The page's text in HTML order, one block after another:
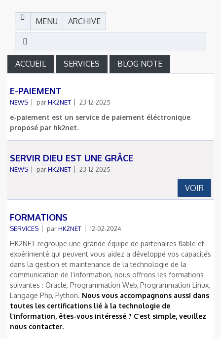
MENU ARCHIVE
ACCUEIL SERVICES BLOG NOTE
E-PAIEMENT
NEWS parHK2NET 23-12-2025
e-paiement est un service de paiement éléctronique
proposé par hk2net.
SERVIR DIEU EST UNE GRÂCE
NEWS parHK2NET 23-12-2025
VOIR
FORMATIONS
SERVICES parHK2NET 12-02-2024
HK2NET regroupe une grande équipe de partenaires fiable et
expérimenté qui peuvent vous aidez a développé vos capacités
dans la gestion et maintenance de la technologie de la
communication de l’information, nous offrons les formations
suivantes : Oracle, Programmation Web, Programmation Linux,
Langage Php, Python. Nous vous accompagnons aussi dans
toutes les certifications lié à la technologie de
l’information, êtes-vous intéressé ? C’est simple, veuillez
nous contacter.